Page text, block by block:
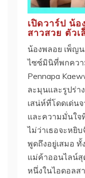
เปิดวาร์ป น้
สาวสวย ตัว
น้องพลอย เพ็ญ
ไซซ์มินิที่พกคว
Pennapa
ละมุนและรูปร่า
เสน่ห์ที่โดดเด่น
และความมั่นใจ
ไม่ว่าเธอจะหยิ
พูดถึงอยู่เสมอ ทั้
แม่ค้าออนไลน์สุ
หนึ่งในไอดอลส